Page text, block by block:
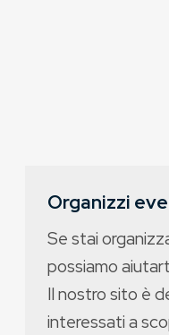
Organizzi
Se stai
possiamo
Il nostro sito è
interessati a